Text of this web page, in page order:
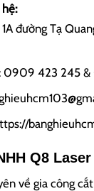
đường Tạ
0909 423 245
Q8 Laser
về gia công